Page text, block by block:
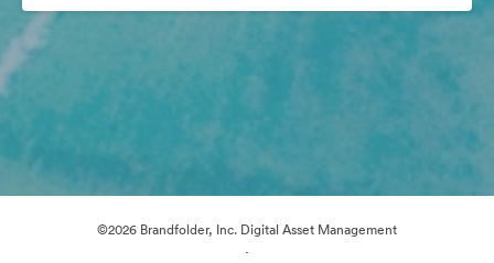
©2026 Brandfolder, Inc. Digital Asset Management
·